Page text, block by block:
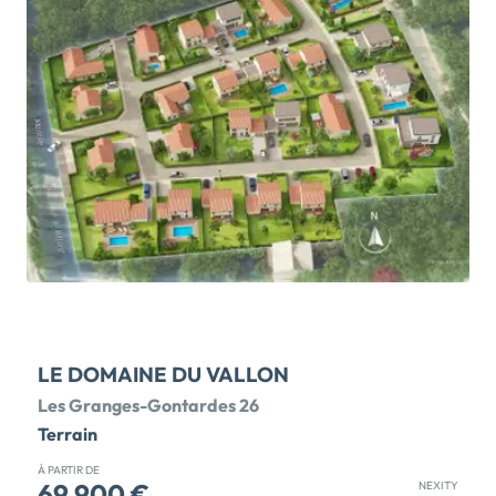
construire Ne passez pas à côté de la dernière chance
de bâtir votre maison à Chanas, dans un
environnement recherché, proche des écoles,
commerces et axes de transport ! Nous vous
proposons les 3 derniers lots disponibles, tous
viabilisés et libres de constructeur: Lot 6 730 m Prix
remisé : 109 900 Lot 13 545 m Prix remisé : 94 000
Lot 26 535 m Prix remisé : 95 000 Derniers lots d'un
lotissement entièrement achevé. Voiries terminées :
pas d'attente, vous déposez votre permis
immédiatement. Emplacement idéal : à 50 km de
Lyon et Valence, à 3 km de la gare de Saint-Rambert-
LE DOMAINE DU VALLON
Les Granges-Gontardes 26
Terrain
À PARTIR DE
NEXITY